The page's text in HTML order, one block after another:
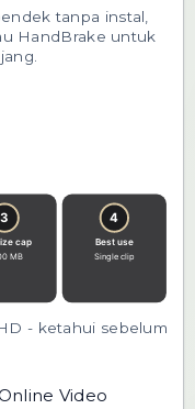
tanpa instal,
HandBrake untuk
- ketahui sebelum
Video